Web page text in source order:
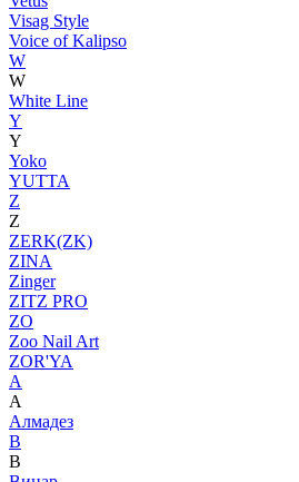
Visag Style
Voice of Kalipso
W
W
White Line
Y
Y
Yoko
YUTTA
Z
Z
ZERK(ZK)
ZINA
Zinger
ZITZ PRO
ZO
Zoo Nail Art
ZOR'YA
А
А
Алмадез
В
В